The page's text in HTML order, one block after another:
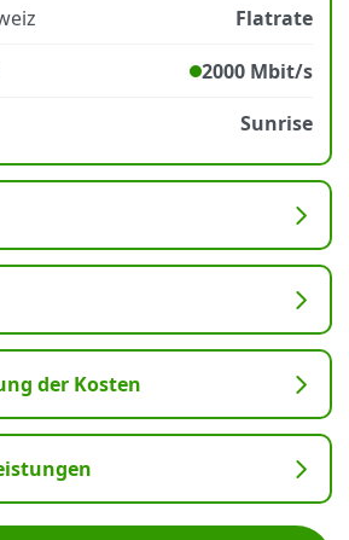
Flatrate
2000 Mbit/s
Sunrise
der Kosten